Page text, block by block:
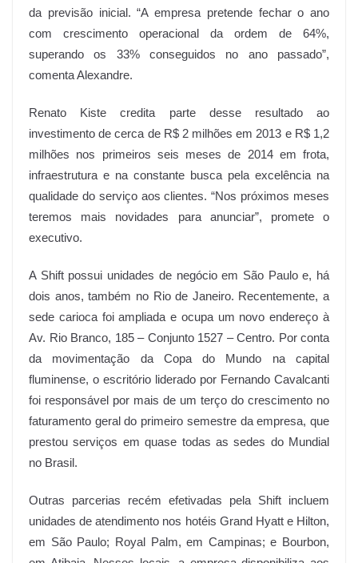
da previsão inicial. “A empresa pretende fechar o ano
com crescimento operacional da ordem de 64%,
superando os 33% conseguidos no ano passado”,
comenta Alexandre.
Renato Kiste credita parte desse resultado ao
investimento de cerca de R$ 2 milhões em 2013 e R$ 1,2
milhões nos primeiros seis meses de 2014 em frota,
infraestrutura e na constante busca pela excelência na
qualidade do serviço aos clientes. “Nos próximos meses
teremos mais novidades para anunciar”, promete o
executivo.
A Shift possui unidades de negócio em São Paulo e, há
dois anos, também no Rio de Janeiro. Recentemente, a
sede carioca foi ampliada e ocupa um novo endereço à
Av. Rio Branco, 185 – Conjunto 1527 – Centro. Por conta
da movimentação da Copa do Mundo na capital
fluminense, o escritório liderado por Fernando Cavalcanti
foi responsável por mais de um terço do crescimento no
faturamento geral do primeiro semestre da empresa, que
prestou serviços em quase todas as sedes do Mundial
no Brasil.
Outras parcerias recém efetivadas pela Shift incluem
unidades de atendimento nos hotéis Grand Hyatt e Hilton,
em São Paulo; Royal Palm, em Campinas; e Bourbon,